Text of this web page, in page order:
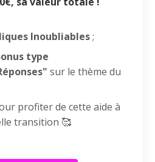
Inoubliables;
type
sur le thème du
profiter de cette aide à
transition 🥰